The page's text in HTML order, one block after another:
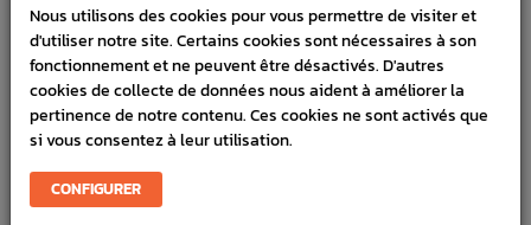
DOCUMENTS JOINTS
LIVRAISON
VÉHICULES COMPATIBLE
Bas moteurorigine constructeur 2.0L pour
etSubaru WRX2001
Nous utilisons des cookies pour vous permettre de visiter et
d'utiliser notre site. Certains cookies sont nécessaires à son
fonctionnement et ne peuvent être désactivés. D'autres
cookies de collecte de données nous aident à améliorer la
pertinence de notre contenu. Ces cookies ne sont activés que
si vous consentez à leur utilisation.
CONFIGURER